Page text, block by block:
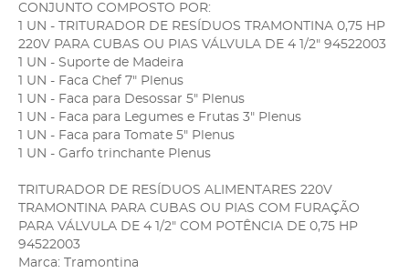
CONJUNTO COMPOSTO POR:
1 UN - TRITURADOR DE RESÍDUOS TRAMONTINA 0,75 HP
220V PARA CUBAS OU PIAS VÁLVULA DE 4 1/2" 94522003
1 UN - Suporte de Madeira
1 UN - Faca Chef 7" Plenus
1 UN - Faca para Desossar 5" Plenus
1 UN - Faca para Legumes e Frutas 3" Plenus
1 UN - Faca para Tomate 5" Plenus
1 UN - Garfo trinchante Plenus
TRITURADOR DE RESÍDUOS ALIMENTARES 220V
TRAMONTINA PARA CUBAS OU PIAS COM FURAÇÃO
PARA VÁLVULA DE 4 1/2" COM POTÊNCIA DE 0,75 HP
94522003
Marca: Tramontina